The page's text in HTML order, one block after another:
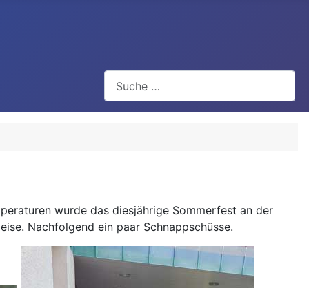
wurde das diesjährige Sommerfest an der
Nachfolgend ein paar Schnappschüsse.